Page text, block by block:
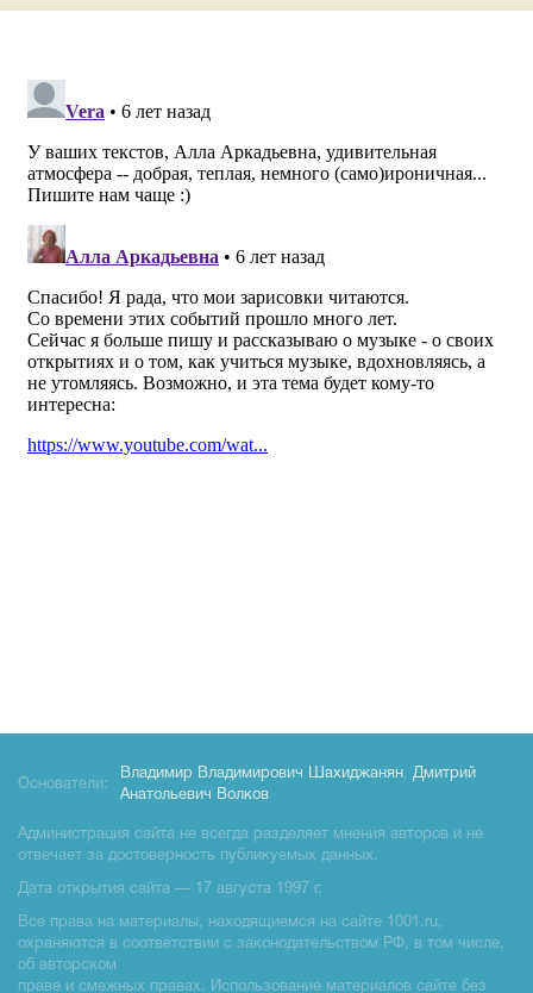
Основатели:
Владимир Владимирович Шахиджанян, Дмитрий
Анатольевич Волков
Администрация сайта не всегда разделяет мнения авторов и не
отвечает за достоверность публикуемых данных.
Дата открытия сайта — 17 августа 1997 г.
Все права на материалы, находящиемся на сайте 1001.ru,
охраняются в соответствии с законодательством РФ, в том числе,
об авторском
праве и смежных правах. Использование материалов сайте без